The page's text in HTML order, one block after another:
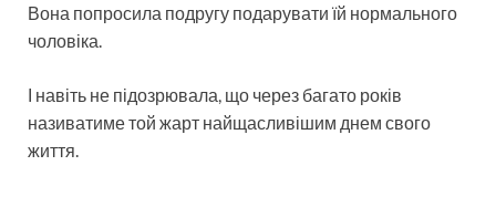
Вона попросила подругу подарувати їй нормального
чоловіка.
І навіть не підозрювала, що через багато років
називатиме той жарт найщасливішим днем свого
життя.